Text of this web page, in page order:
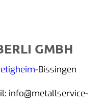
GMBH
-Bissingen
info@metallservice-